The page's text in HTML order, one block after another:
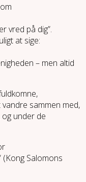
vred på dig”.
at sige:
– men altid
sammen med,
under de
(Kong Salomons